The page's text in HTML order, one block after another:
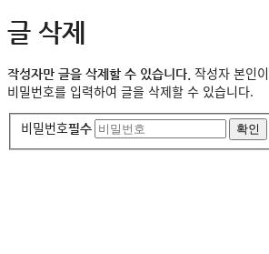
글 삭제
작성자만 글을 삭제할 수 있습니다. 작성자 본인
비밀번호를 입력하여 글을 삭제할 수 있습니다.
비밀번호필수